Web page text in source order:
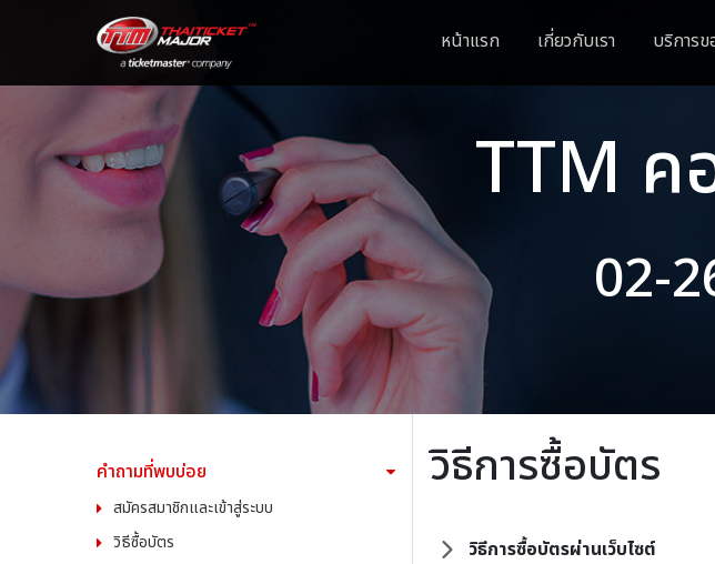
หน้าแรก เกี่ยวกับเรา บริการข
TTM ค
02-
คำถามที่พบบ่อย
สมัครสมาชิกและเข้าสู่ระบบ
วิธีซื้อบัตร
วิธีการซื้อบัตร
วิธีการซื้อบัตรผ่านเว็บไซต์